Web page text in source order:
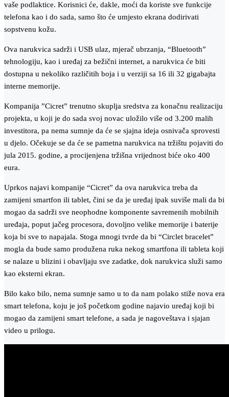
vaše podlaktice. Korisnici će, dakle, moći da koriste sve funkcije
telefona kao i do sada, samo što će umjesto ekrana dodirivati
sopstvenu kožu.
Ova narukvica sadrži i USB ulaz, mjerač ubrzanja, “Bluetooth”
tehnologiju, kao i uređaj za bežični internet, a narukvica će biti
dostupna u nekoliko različitih boja i u verziji sa 16 ili 32 gigabajta
interne memorije.
Kompanija ”Cicret” trenutno skuplja sredstva za konačnu realizaciju
projekta, u koji je do sada svoj novac uložilo više od 3.200 malih
investitora, pa nema sumnje da će se sjajna ideja osnivača sprovesti
u djelo. Očekuje se da će se pametna narukvica na tržištu pojaviti do
jula 2015. godine, a procijenjena tržišna vrijednost biće oko 400
eura.
Uprkos najavi kompanije “Cicret” da ova narukvica treba da
zamijeni smartfon ili tablet, čini se da je uređaj ipak suviše mali da bi
mogao da sadrži sve neophodne komponente savremenih mobilnih
uređaja, poput jačeg procesora, dovoljno velike memorije i baterije
koja bi sve to napajala. Stoga mnogi tvrde da bi “Circlet bracelet”
mogla da bude samo produžena ruka nekog smartfona ili tableta koji
se nalaze u blizini i obavljaju sve zadatke, dok narukvica služi samo
kao eksterni ekran.
Bilo kako bilo, nema sumnje samo u to da nam polako stiže nova era
smart telefona, koju je još početkom godine najavio uređaj koji bi
mogao da zamijeni smart telefone, a sada je nagoveštava i sjajan
video u prilogu.